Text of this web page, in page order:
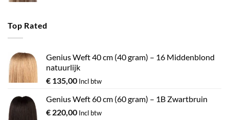
Top Rated
Genius Weft 40 cm (40 gram) – 16 Middenblond
natuurlijk
€ 135,00 Incl btw
Genius Weft 60 cm (60 gram) – 1B Zwartbruin
€ 220,00 Incl btw